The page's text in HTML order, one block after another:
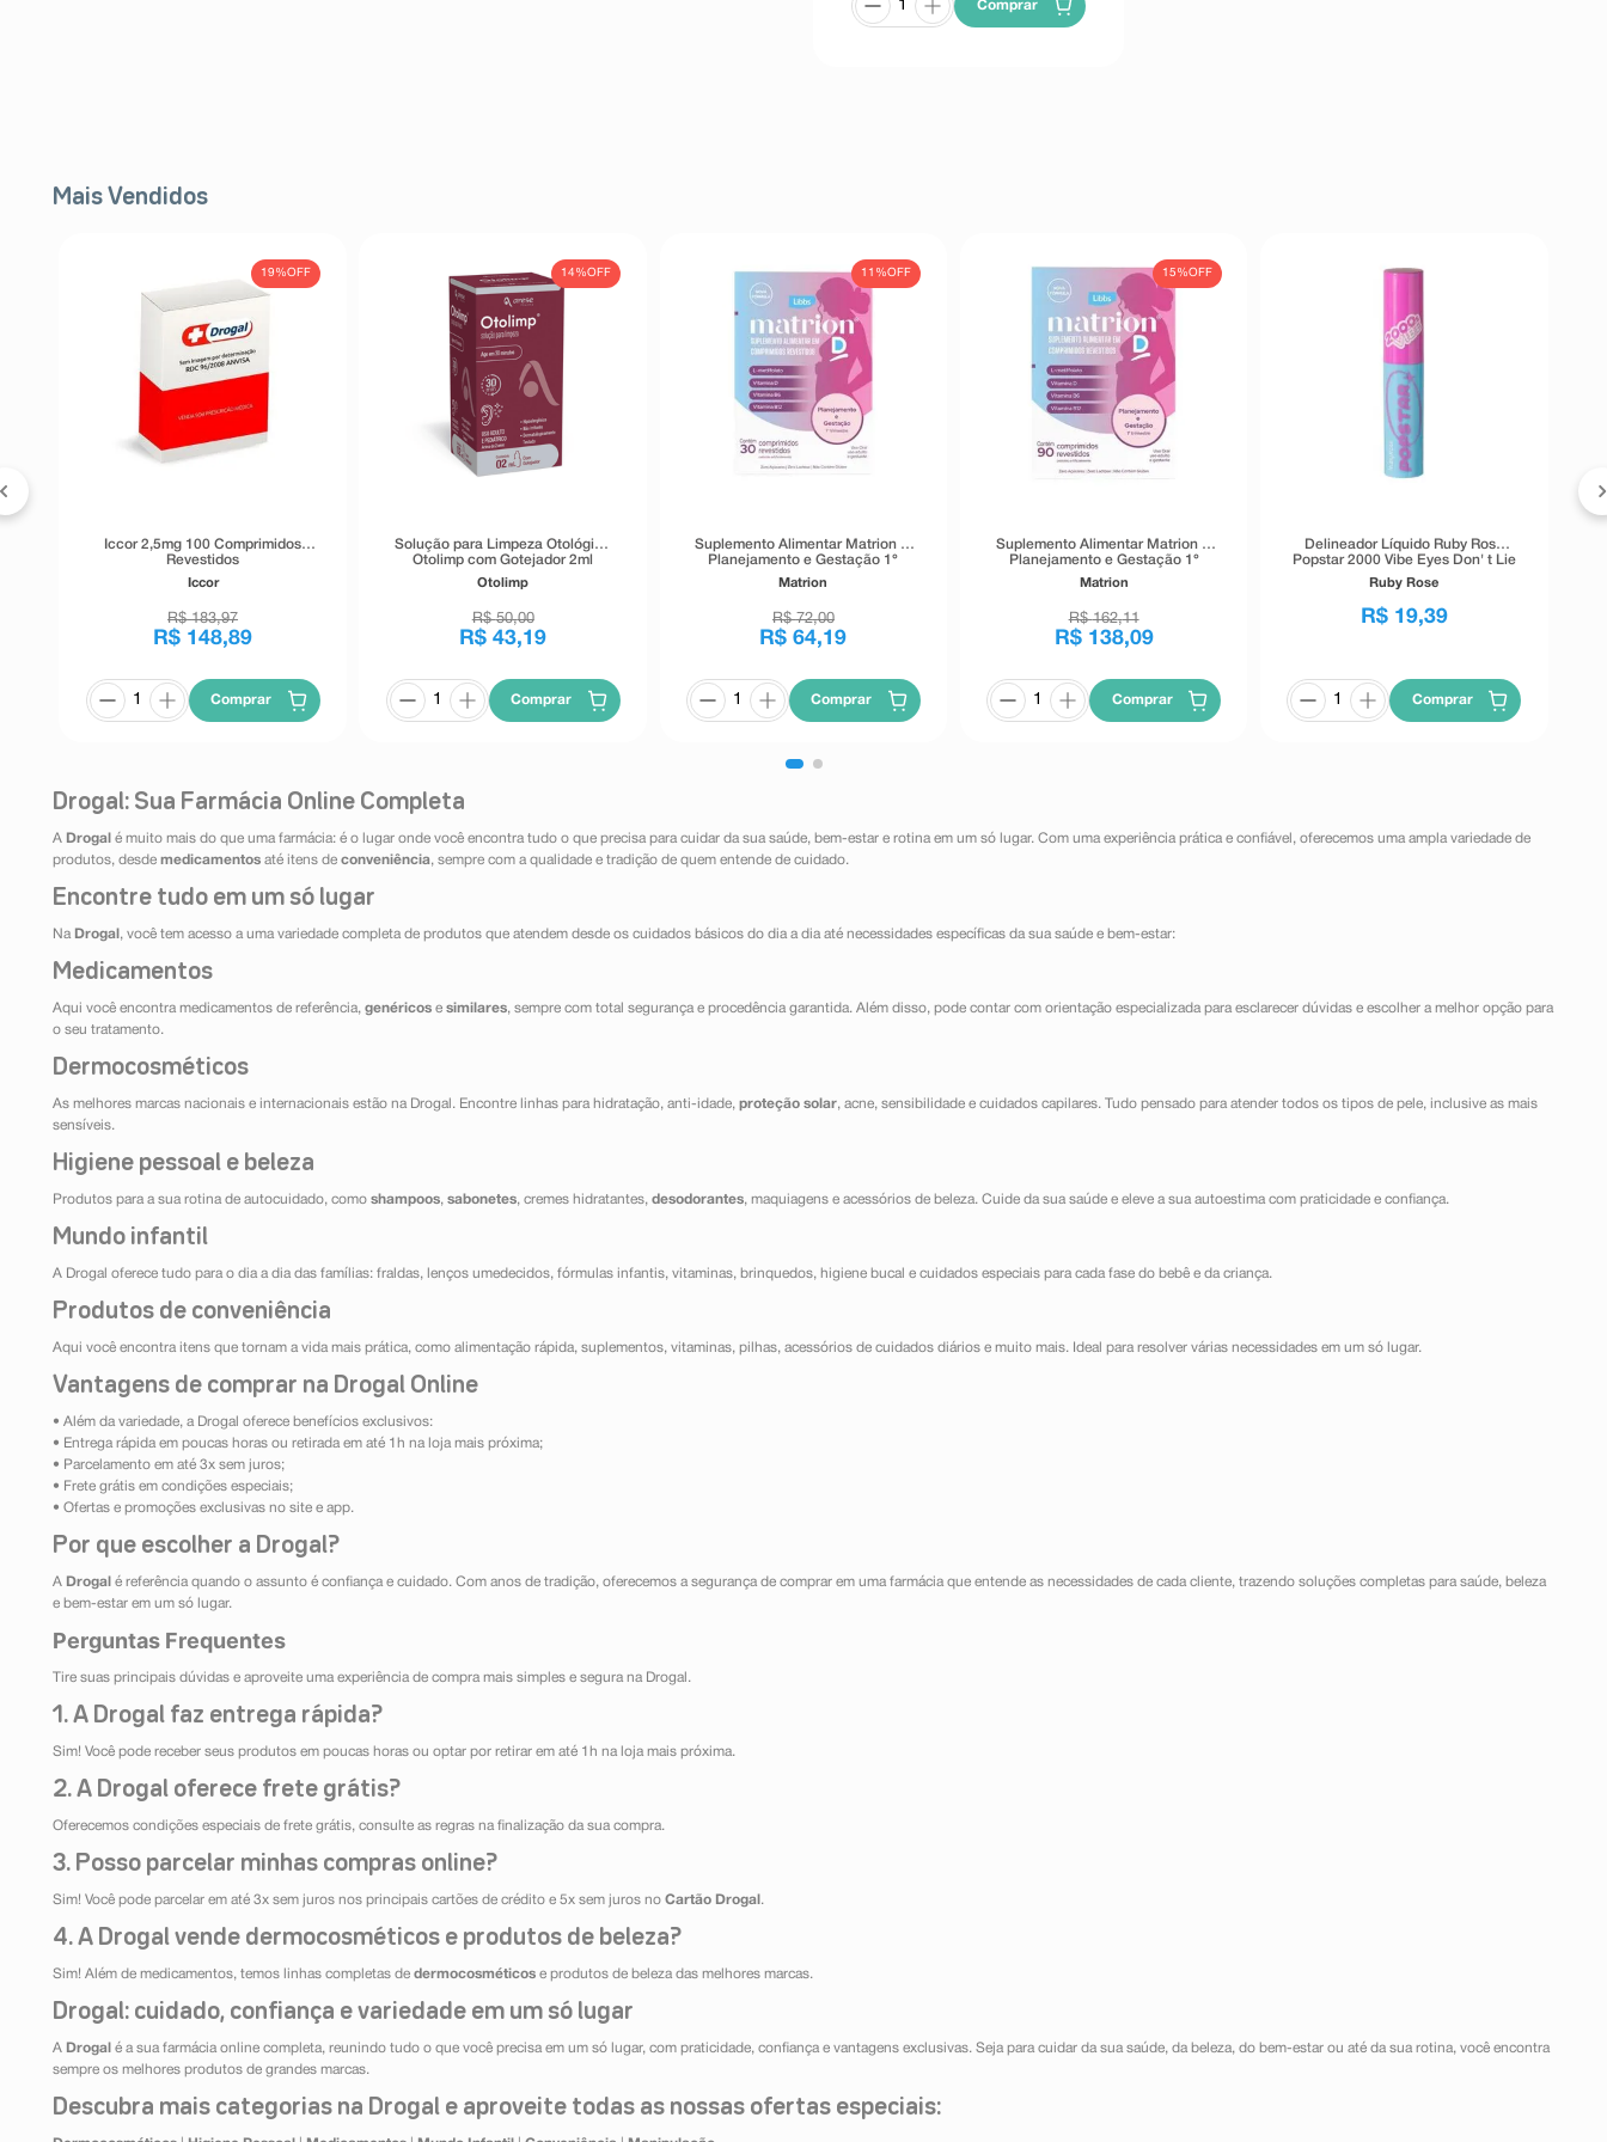
Comprar
Mais Vendidos
19%OFF
Iccor 2,5mg 100 Comprimidos
Revestidos
Iccor
R$ 183,97
R$ 148,89
Comprar
14%OFF
Solução para Limpeza Otológica
Otolimp com Gotejador 2ml
Otolimp
R$ 50,00
R$ 43,19
Comprar
11%OFF
Suplemento Alimentar Matrion D
Planejamento e Gestação 1°
Trimestre 30 Comprimidos
Revestidos
Matrion
R$ 72,00
R$ 64,19
Comprar
15%OFF
Suplemento Alimentar Matrion D
Planejamento e Gestação 1°
Trimestre 90 Comprimidos
Revestidos
Matrion
R$ 162,11
R$ 138,09
Comprar
Delineador Líquido Ruby Rose
Popstar 2000 Vibe Eyes Don' t Lie
Preto 5,5g
Ruby Rose
R$ 19,39
Comprar
Drogal: Sua Farmácia Online Completa
A Drogal é muito mais do que uma farmácia: é o lugar onde você encontra tudo o que precisa para cuidar da sua saúde, bem-estar e rotina em um só lugar. Com uma experiência prática e confiável, oferecemos uma ampla variedade de
produtos, desde medicamentos até itens de conveniência, sempre com a qualidade e tradição de quem entende de cuidado.
Encontre tudo em um só lugar
Na Drogal , você tem acesso a uma variedade completa de produtos que atendem desde os cuidados básicos do dia a dia até necessidades específicas da sua saúde e bem-estar:
Medicamentos
Aqui você encontra medicamentos de referência, genéricos e similares, sempre com total segurança e procedência garantida. Além disso, pode contar com orientação especializada para esclarecer dúvidas e escolher a melhor opção para
o seu tratamento.
Dermocosméticos
As melhores marcas nacionais e internacionais estão na Drogal. Encontre linhas para hidratação, anti-idade, proteção solar, acne, sensibilidade e cuidados capilares. Tudo pensado para atender todos os tipos de pele, inclusive as mais
sensíveis.
Higiene pessoal e beleza
Produtos para a sua rotina de autocuidado, como shampoos, sabonetes, cremes hidratantes, desodorantes, maquiagens e acessórios de beleza. Cuide da sua saúde e eleve a sua autoestima com praticidade e confiança.
Mundo infantil
A Drogal oferece tudo para o dia a dia das famílias: fraldas, lenços umedecidos, fórmulas infantis, vitaminas, brinquedos, higiene bucal e cuidados especiais para cada fase do bebê e da criança.
Produtos de conveniência
Aqui você encontra itens que tornam a vida mais prática, como alimentação rápida, suplementos, vitaminas, pilhas, acessórios de cuidados diários e muito mais. Ideal para resolver várias necessidades em um só lugar.
Vantagens de comprar na Drogal Online
• Além da variedade, a Drogal oferece benefícios exclusivos:
• Entrega rápida em poucas horas ou retirada em até 1h na loja mais próxima;
• Parcelamento em até 3x sem juros;
• Frete grátis em condições especiais;
• Ofertas e promoções exclusivas no site e app.
Por que escolher a Drogal?
A Drogal é referência quando o assunto é confiança e cuidado. Com anos de tradição, oferecemos a segurança de comprar em uma farmácia que entende as necessidades de cada cliente, trazendo soluções completas para saúde, beleza
e bem-estar em um só lugar.
Perguntas Frequentes
Tire suas principais dúvidas e aproveite uma experiência de compra mais simples e segura na Drogal.
1. A Drogal faz entrega rápida?
Sim! Você pode receber seus produtos em poucas horas ou optar por retirar em até 1h na loja mais próxima.
2. A Drogal oferece frete grátis?
Oferecemos condições especiais de frete grátis, consulte as regras na finalização da sua compra.
3. Posso parcelar minhas compras online?
Sim! Você pode parcelar em até 3x sem juros nos principais cartões de crédito e 5x sem juros no Cartão Drogal .
4. A Drogal vende dermocosméticos e produtos de beleza?
Sim! Além de medicamentos, temos linhas completas de dermocosméticos e produtos de beleza das melhores marcas.
Drogal: cuidado, confiança e variedade em um só lugar
A Drogal é a sua farmácia online completa, reunindo tudo o que você precisa em um só lugar, com praticidade, confiança e vantagens exclusivas. Seja para cuidar da sua saúde, da beleza, do bem-estar ou até da sua rotina, você encontra
sempre os melhores produtos de grandes marcas.
Descubra mais categorias na Drogal e aproveite todas as nossas ofertas especiais: